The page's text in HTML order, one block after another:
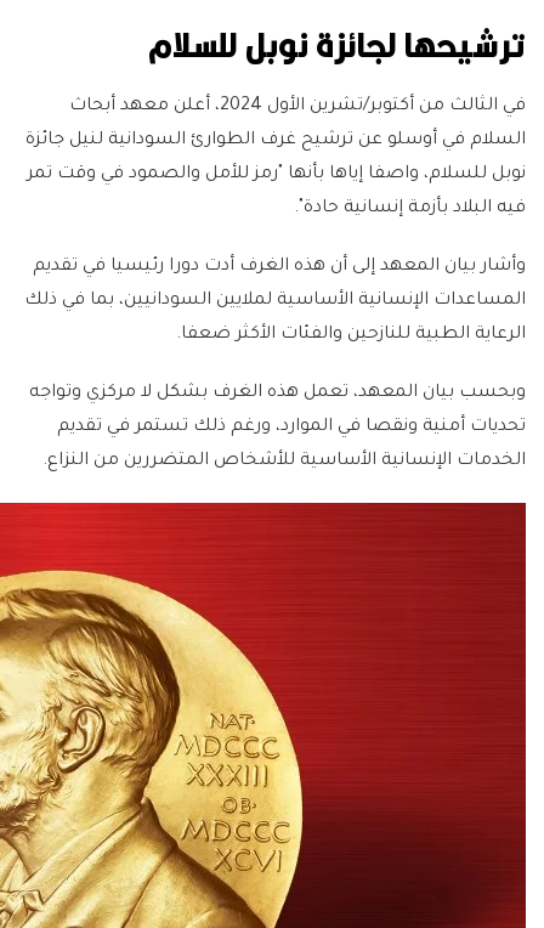
ترشيحها لجائزة نوبل للسلام
في الثالث من أكتوبر/تشرين الأول 2024، أعلن معهد أبحاث
السلام في أوسلو عن ترشيح غرف الطوارئ السودانية لنيل جائزة
نوبل للسلام، واصفا إياها بأنها "رمز للأمل والصمود في وقت تمر
فيه البلاد بأزمة إنسانية حادة".
وأشار بيان المعهد إلى أن هذه الغرف أدت دورا رئيسيا في تقديم
المساعدات الإنسانية الأساسية لملايين السودانيين، بما في ذلك
الرعاية الطبية للنازحين والفئات الأكثر ضعفا.
وبحسب بيان المعهد، تعمل هذه الغرف بشكل لا مركزي وتواجه
تحديات أمنية ونقصا في الموارد، ورغم ذلك تستمر في تقديم
الخدمات الإنسانية الأساسية للأشخاص المتضررين من النزاع.